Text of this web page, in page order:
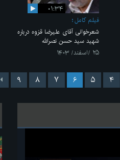
۰۱:۳۴
فیلم کامل
شعرخوانی آقای علیرضا قزوه درباره
شهید سید حسن نصرالله
۲۵ /اسفند/ ۱۴۰۳
۴ ۵ ۶ ۷ ۸ ۹